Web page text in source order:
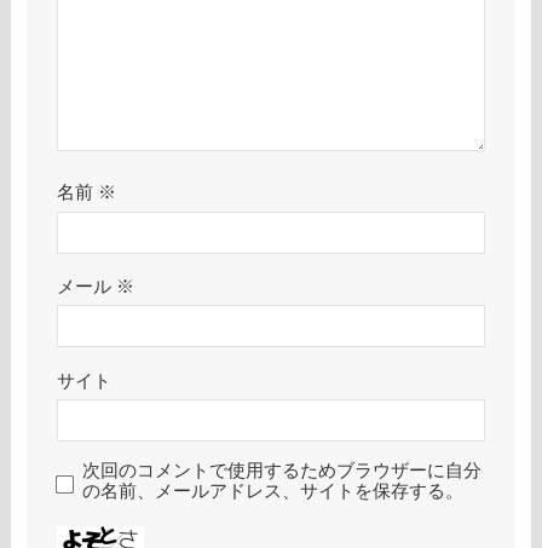
名前 ※
メール ※
サイト
次回のコメントで使用するためブラウザーに自分
の名前、メールアドレス、サイトを保存する。